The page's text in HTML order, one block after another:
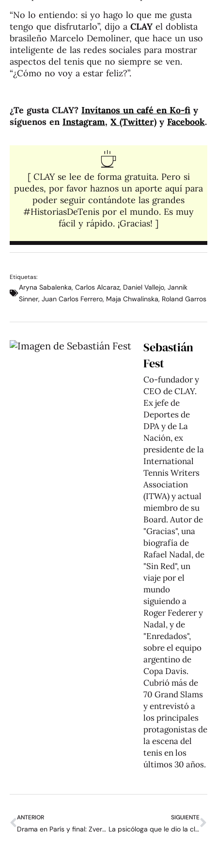
“No lo entiendo: si yo hago lo que me gusta
tengo que disfrutarlo”, dijo a CLAY el doblista
brasileño Marcelo Demoliner, que hace un uso
inteligente de las redes sociales para mostrar
aspectos del tenis que no siempre se ven.
“¿Cómo no voy a estar feliz?”.
¿Te gusta CLAY? Invítanos un café en Ko-fi y
síguenos en Instagram, X (Twitter) y Facebook.
[ CLAY se lee de forma gratuita. Pero si
puedes, por favor haznos un aporte aquí para
poder seguir contándote las grandes
#HistoriasDeTenis por el mundo. Es muy
fácil y rápido. ¡Gracias! ]​
Etiquetas:
Aryna Sabalenka, Carlos Alcaraz, Daniel Vallejo, Jannik
Sinner, Juan Carlos Ferrero, Maja Chwalinska, Roland Garros
Sebastián
Fest
Co-fundador y
CEO de CLAY.
Ex jefe de
Deportes de
DPA y de La
Nación, ex
presidente de la
International
Tennis Writers
Association
(ITWA) y actual
miembro de su
Board. Autor de
"Gracias", una
biografía de
Rafael Nadal, de
"Sin Red", un
viaje por el
mundo
siguiendo a
Roger Federer y
Nadal, y de
"Enredados",
sobre el equipo
argentino de
Copa Davis.
Cubrió más de
70 Grand Slams
y entrevistó a
los principales
protagonistas de
la escena del
tenis en los
últimos 30 años.
ANTERIOR
Drama en París y final: Zverev y Cobolli lucharán por el título de Roland Garros
SIGUIENTE
La psicóloga que le dio la clave a Andreeva para conquistar Roland Garros: “Merece mucho crédito”